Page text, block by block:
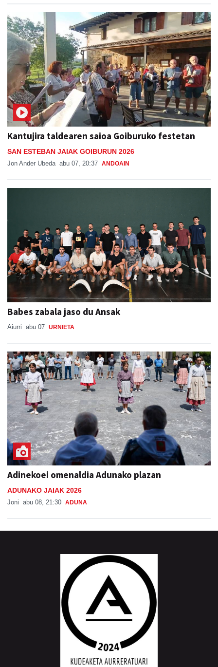
Kantujira taldearen saioa Goiburuko festetan
SAN ESTEBAN JAIAK GOIBURUN 2026
Jon Ander Ubeda abu 07, 20:37 ANDOAIN
Babes zabala jaso du Ansak
Aiurri abu 07 URNIETA
Adinekoei omenaldia Adunako plazan
ADUNAKO JAIAK 2026
Joni abu 08, 21:30 ADUNA